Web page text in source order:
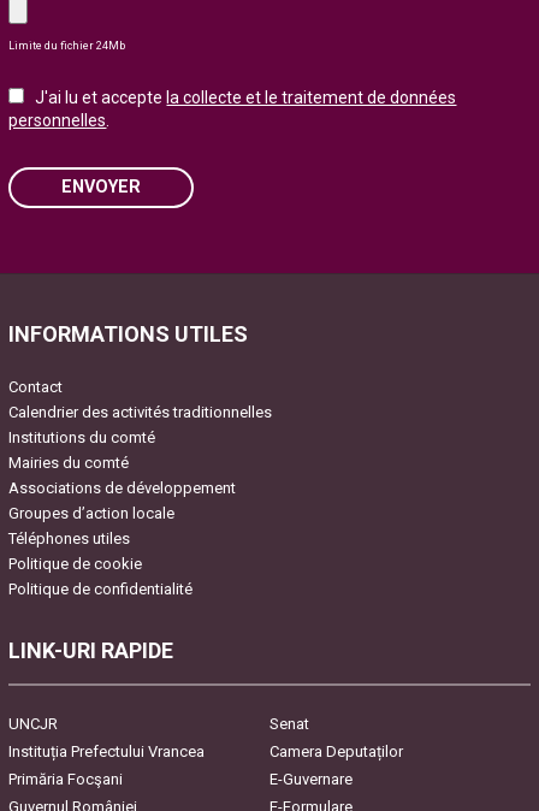
Limite du fichier 24Mb
J'ai lu et accepte la collecte et le traitement de données
personnelles
ENVOYER
INFORMATIONS UTILES
Contact
Calendrier des activités traditionnelles
Institutions du comté
Mairies du comté
Associations de développement
Groupes d’action locale
Téléphones utiles
Politique de cookie
Politique de confidentialité
LINK-URI RAPIDE
UNCJR
Senat
Instituția Prefectului Vrancea
Camera Deputaților
Primăria Focşani
E-Guvernare
Guvernul României
E-Formulare